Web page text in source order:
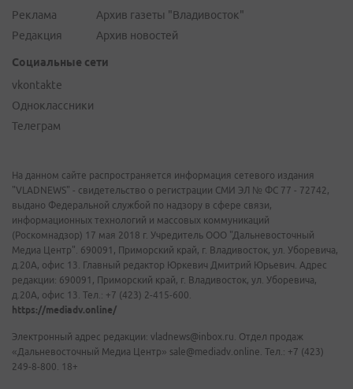
Реклама
Редакция
Архив газеты "Владивосток"
Архив новостей
Социальные сети
vkontakte
Одноклассники
Телеграм
На данном сайте распространяется информация сетевого издания
"VLADNEWS" - свидетельство о регистрации СМИ ЭЛ № ФС 77 - 72742,
выдано Федеральной службой по надзору в сфере связи,
информационных технологий и массовых коммуникаций
(Роскомнадзор) 17 мая 2018 г. Учредитель ООО "Дальневосточный
Медиа Центр". 690091, Приморский край, г. Владивосток, ул. Уборевича,
д.20А, офис 13. Главный редактор Юркевич Дмитрий Юрьевич. Адрес
редакции: 690091, Приморский край, г. Владивосток, ул. Уборевича,
д.20А, офис 13. Тел.: +7 (423) 2-415-600.
https://mediadv.online/
Электронный адрес редакции: vladnews@inbox.ru. Отдел продаж
«Дальневосточный Медиа Центр» sale@mediadv.online. Тел.: +7 (423)
249-8-800. 18+